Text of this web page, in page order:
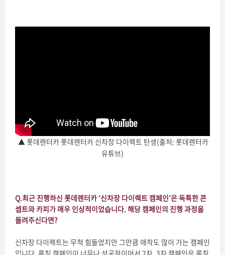
▲ 롯데렌터카 롯데렌터카 신차장 다이렉트 탄생(출처: 롯데렌터카
유튜브)
Q.최근 진행하신 롯데렌터카 ‘신차장 다이렉트 캠페인’은 독특한 콘
셉트와 카피가 매우 인상적이었습니다. 해당 캠페인의 진행 과정을
들려주신다면?
신차장 다이렉트는 무척 힘들었지만 그만큼 애착도 많이 가는 캠페인